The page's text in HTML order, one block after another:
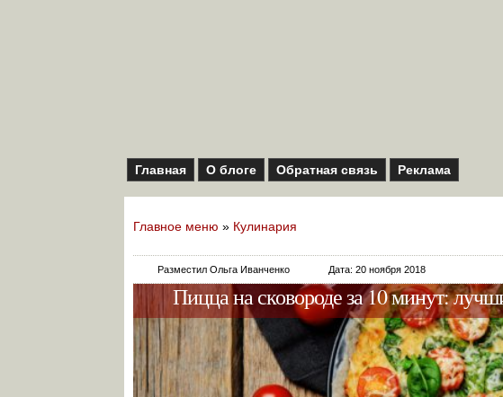
Главная О блоге Обратная связь Реклама
Главное меню » Кулинария
Разместил Ольга Иванченко Дата: 20 ноября 2018
Пицца на сковороде за 10 минут: